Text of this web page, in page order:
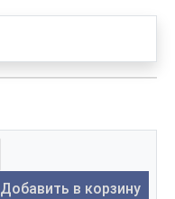
Добавить в корзину